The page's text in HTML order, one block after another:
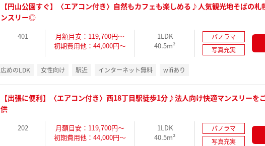
【円山公園すぐ】〈エアコン付き〉自然もカフェも楽しめる♪人気観光地そばの札
ンスリー◎
401
月額目安：119,700円～
初期費用他：44,000円～
1LDK
40.5m²
パノラマ
写真充実
広めのLDK 女性向け 駅近 インターネット無料 wifiあり
【出張に便利】〈エアコン付き〉西18丁目駅徒歩1分♪法人向け快適マンスリーを
供
202
月額目安：119,700円～
初期費用他：44,000円～
1LDK
40.5m²
パノラマ
写真充実